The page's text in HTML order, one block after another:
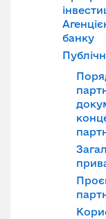
банку